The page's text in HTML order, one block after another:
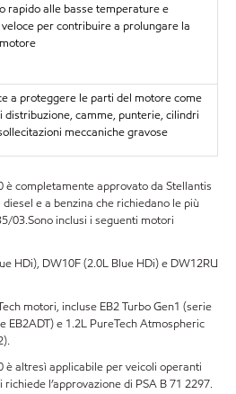
rapido alle basse temperature e
per contribuire a prolungare la
a proteggere le parti del motore come
distribuzione, camme, punterie, cilindri
meccaniche gravose
è completamente approvato da Stellantis
e a benzina che richiedano le più
03.Sono inclusi i seguenti motori
HDi), DW10F (2.0L Blue HDi) e DW12RU
motori, incluse EB2 Turbo Gen1 (serie
EB2ADT) e 1.2L PureTech Atmospheric
è altresì applicabile per veicoli operanti
l’approvazione di PSA B 71 2297.